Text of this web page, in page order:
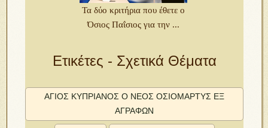
Τα δύο κριτήρια που έθετε ο
Όσιος Παΐσιος για την ...
Ετικέτες - Σχετικά Θέματα
ΑΓΙΟΣ ΚΥΠΡΙΑΝΟΣ Ο ΝΕΟΣ ΟΣΙΟΜΑΡΤΥΣ ΕΞ
ΑΓΡΑΦΩΝ